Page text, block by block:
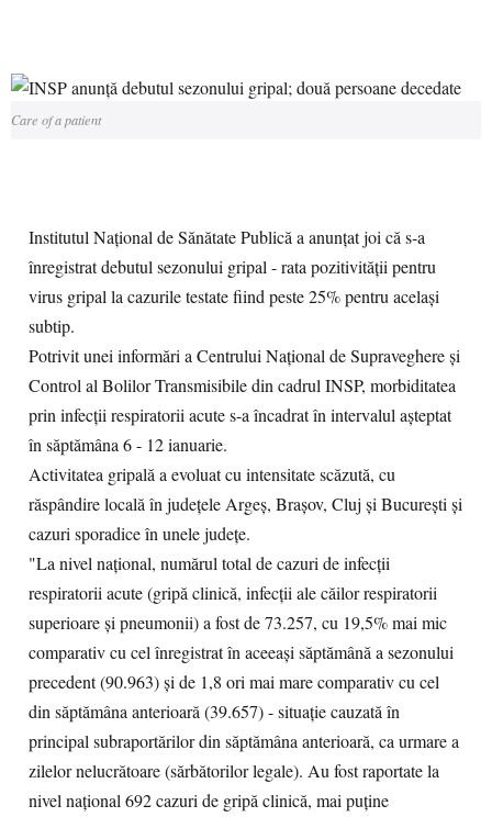
Care of a patient
Institutul Naţional de Sănătate Publică a anunţat joi că s-a
înregistrat debutul sezonului gripal - rata pozitivităţii pentru
virus gripal la cazurile testate fiind peste 25% pentru acelaşi
subtip.
Potrivit unei informări a Centrului Naţional de Supraveghere şi
Control al Bolilor Transmisibile din cadrul INSP, morbiditatea
prin infecţii respiratorii acute s-a încadrat în intervalul aşteptat
în săptămâna 6 - 12 ianuarie.
Activitatea gripală a evoluat cu intensitate scăzută, cu
răspândire locală în judeţele Argeş, Braşov, Cluj şi Bucureşti şi
cazuri sporadice în unele judeţe.
"La nivel naţional, numărul total de cazuri de infecţii
respiratorii acute (gripă clinică, infecţii ale căilor respiratorii
superioare şi pneumonii) a fost de 73.257, cu 19,5% mai mic
comparativ cu cel înregistrat în aceeaşi săptămână a sezonului
precedent (90.963) şi de 1,8 ori mai mare comparativ cu cel
din săptămâna anterioară (39.657) - situaţie cauzată în
principal subraportărilor din săptămâna anterioară, ca urmare a
zilelor nelucrătoare (sărbătorilor legale). Au fost raportate la
nivel naţional 692 cazuri de gripă clinică, mai puţine